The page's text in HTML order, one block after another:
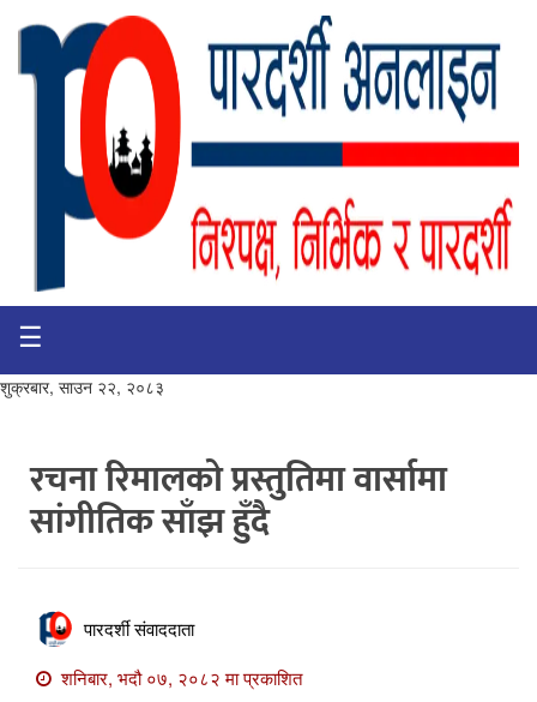
गृहपृष्ठ
भिडियो
खबर
समाचार
खबर
माडी
खबर
☰
शुक्रबार, साउन २२, २०८३
रचना रिमालको प्रस्तुतिमा वार्सामा
सांगीतिक साँझ हुँदै
पारदर्शी संवाददाता
शनिबार, भदौ ०७, २०८२ मा प्रकाशित